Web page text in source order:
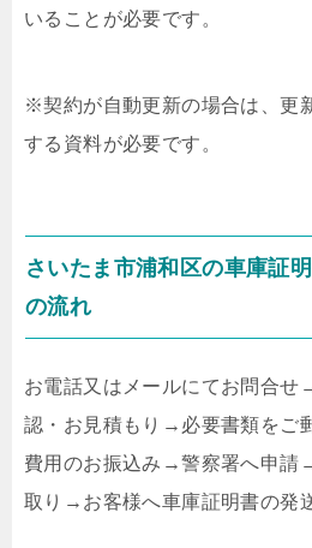
いることが必要です。
※契約が自動更新の場合は、更
する資料が必要です。
さいたま市浦和区の車庫証
の流れ
お電話又はメールにてお問合せ
認・お見積もり → 必要書類をご
費用のお振込み →警察署へ申請
取り → お客様へ車庫証明書の発